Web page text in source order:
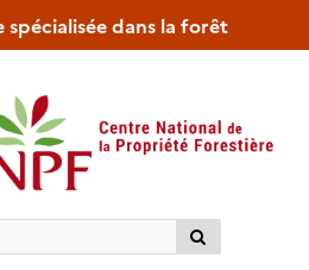
spécialisée dans la forêt
Rechercher